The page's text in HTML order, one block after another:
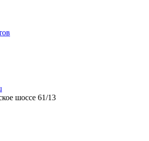
шоссе 61/13